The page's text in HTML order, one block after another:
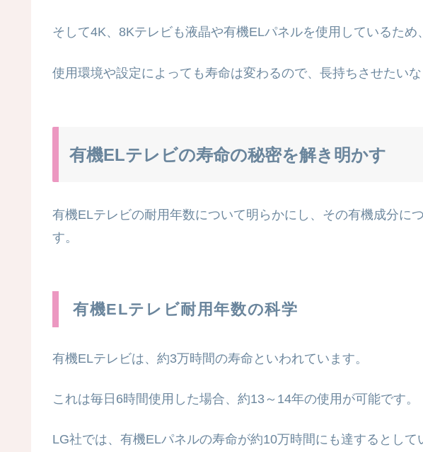
そして4K、8Kテレビも液晶や有機ELパネルを使用しているため
使用環境や設定によっても寿命は変わるので、長持ちさせたいな
有機ELテレビの寿命の秘密を解き明かす
有機ELテレビの耐用年数について明らかにし、その有機成分に
す。
有機ELテレビ耐用年数の科学
有機ELテレビは、約3万時間の寿命といわれています。
これは毎日6時間使用した場合、約13～14年の使用が可能です。
LG社では、有機ELパネルの寿命が約10万時間にも達するとして